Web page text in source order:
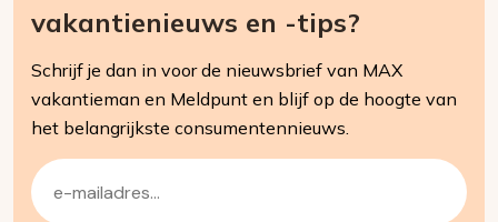
vakantienieuws en -tips?
Schrijf je dan in voor de nieuwsbrief van MAX
vakantieman en Meldpunt en blijf op de hoogte van
het belangrijkste consumentennieuws.
E-
mailadres